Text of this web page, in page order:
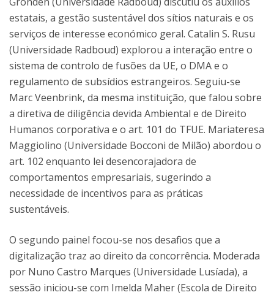
estatais, a gestão sustentável dos sítios naturais e os
serviços de interesse económico geral. Catalin S. Rusu
(Universidade Radboud) explorou a interação entre o
sistema de controlo de fusões da UE, o DMA e o
regulamento de subsídios estrangeiros. Seguiu-se
Marc Veenbrink, da mesma instituição, que falou sobre
a diretiva de diligência devida Ambiental e de Direito
Humanos corporativa e o art. 101 do TFUE. Mariateresa
Maggiolino (Universidade Bocconi de Milão) abordou o
art. 102 enquanto lei desencorajadora de
comportamentos empresariais, sugerindo a
necessidade de incentivos para as práticas
sustentáveis.
O segundo painel focou-se nos desafios que a
digitalização traz ao direito da concorrência. Moderada
por Nuno Castro Marques (Universidade Lusíada), a
sessão iniciou-se com Imelda Maher (Escola de Direito